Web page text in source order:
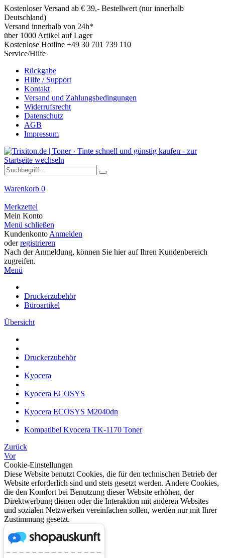
Kostenloser Versand ab € 39,- Bestellwert (nur innerhalb
Deutschland)
Versand innerhalb von 24h*
über 1000 Artikel auf Lager
Kostenlose Hotline +49 30 701 739 110
Service/Hilfe
Rückgabe
Hilfe / Support
Kontakt
Versand und Zahlungsbedingungen
Widerrufsrecht
Datenschutz
AGB
Impressum
Warenkorb 0
Merkzettel
Mein Konto
Menü schließen
Kundenkonto Anmelden
oderregistrieren
Nach der Anmeldung, können Sie hier auf Ihren Kundenbereich
zugreifen.
Menü
Druckerzubehör
Büroartikel
Übersicht
Druckerzubehör
Kyocera
Kyocera ECOSYS
Kyocera ECOSYS M2040dn
Kompatibel Kyocera TK-1170 Toner
Zurück
Vor
Cookie-Einstellungen
Diese Website benutzt Cookies, die für den technischen Betrieb der
Website erforderlich sind und stets gesetzt werden. Andere Cookies,
die den Komfort bei Benutzung dieser Website erhöhen, der
Direktwerbung dienen oder die Interaktion mit anderen Websites
und sozialen Netzwerken vereinfachen sollen, werden nur mit Ihrer
Zustimmung gesetzt.